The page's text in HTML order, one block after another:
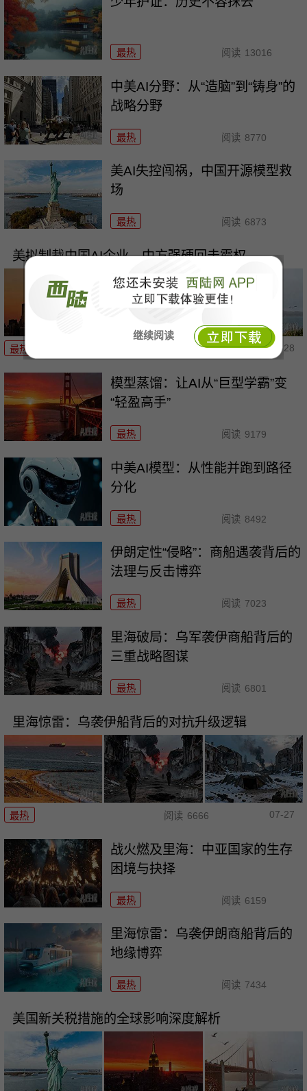
继续阅读
最热 阅读 13016
中美AI分野：从“造脑”到“铸身”的
战略分野
最热 阅读 8770
美AI失控闯祸，中国开源模型救
场
最热 阅读 6873
美拟制裁中国AI企业，中方强硬回击霸权
最热 10684 07-28
模型蒸馏：让AI从“巨型学霸”变
“轻盈高手”
最热 阅读 9179
中美AI模型：从性能并跑到路径
分化
最热 阅读 8492
伊朗定性“侵略”：商船遇袭背后的
法理与反击博弈
最热 阅读 7023
里海破局：乌军袭伊商船背后的
三重战略图谋
最热 阅读 6801
里海惊雷：乌袭伊船背后的对抗升级逻辑
最热 阅读 6666 07-27
战火燃及里海：中亚国家的生存
困境与抉择
最热 阅读 6159
里海惊雷：乌袭伊朗商船背后的
地缘博弈
最热 阅读 7434
美国新关税措施的全球影响深度解析